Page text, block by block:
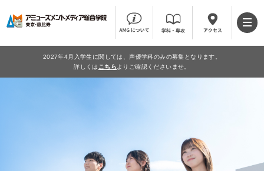
2027年4月入学生に関しては、声優学科のみの募集となります。
詳しくは こちら よりご確認くださいませ。